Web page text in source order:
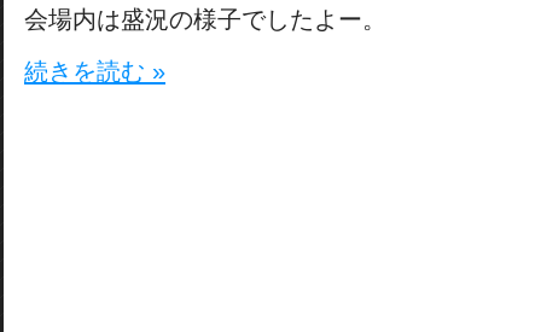
会場内は盛況の様子でしたよー。
続きを読む »